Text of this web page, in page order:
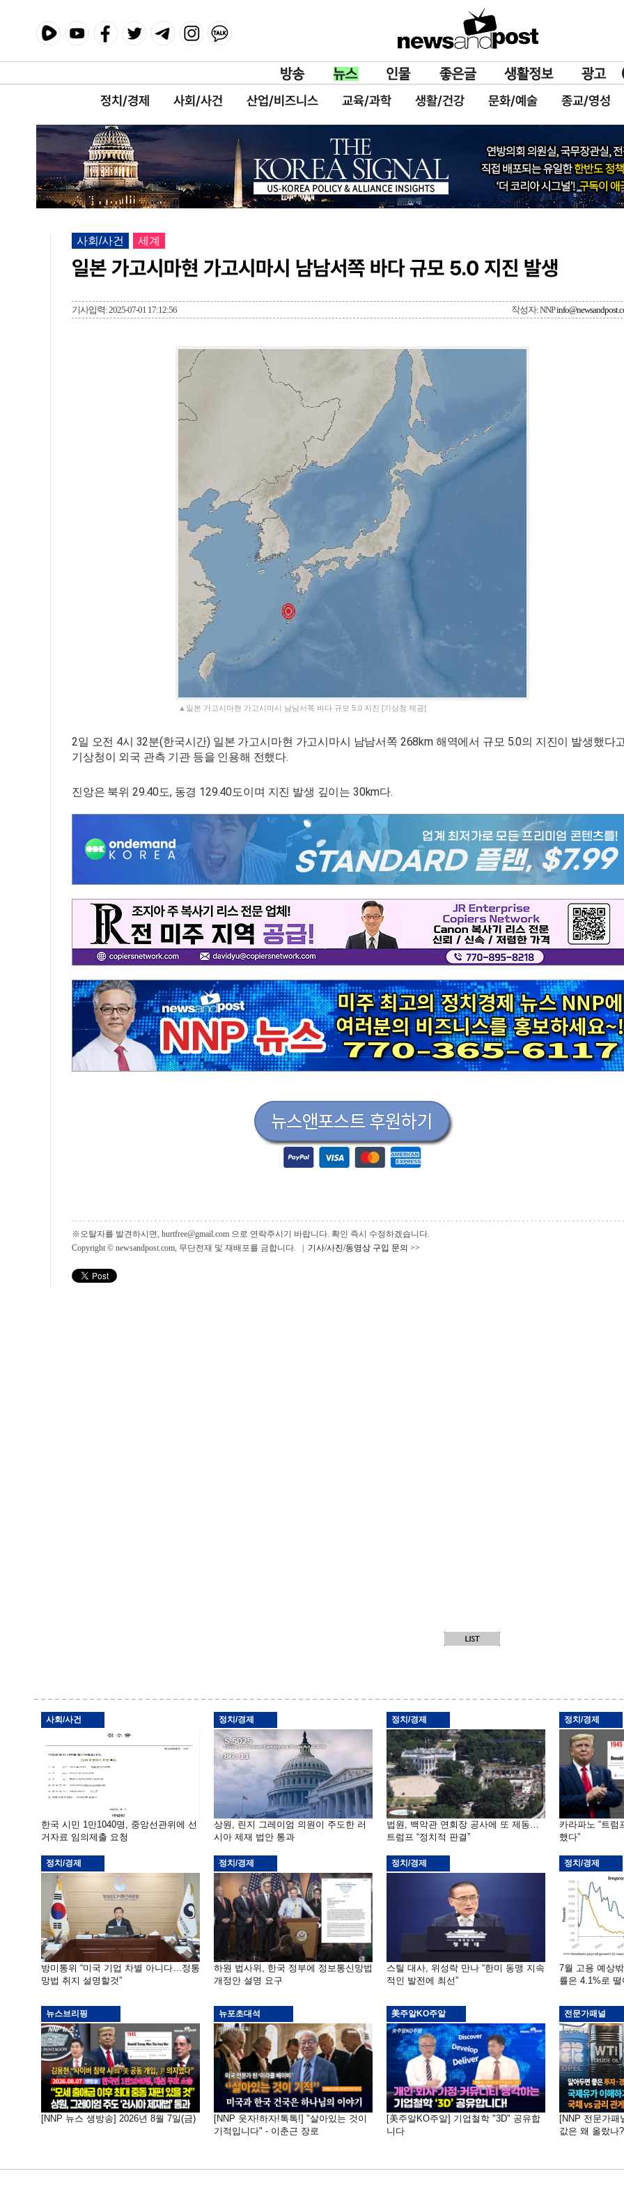
정치/경제 사회/사건 산업/비즈니스 교육/과학 생활/건강 문화/예술 종교/영성
사회/사건 세계
일본 가고시마현 가고시마시 남남서쪽 바다 규모 5.0 지진 발생
기사입력: 2025-07-01 17:12:56 작성자: NNP
▲일본 가고시마현 가고시마시 남남서쪽 바다 규모 5.0 지진 [기상청 제공]
2일 오전 4시 32분(한국시간) 일본 가고시마현 가고시마시 남남서쪽 268km 해역에서 규모 5.0의 지진이 발생했다
기상청이 외국 관측 기관 등을 인용해 전했다.
진앙은 북위 29.40도, 동경 129.40도이며 지진 발생 깊이는 30km다.
※오탈자를 발견하시면, hurtfree@gmail.com 으로 연락주시기 바랍니다. 확인 즉시 수정하겠습니다.
Copyright © newsandpost.com, 무단전재 및 재배포를 금합니다. | 기사/사진/동영상 구입 문의 >>
사회/사건
한국 시민 1만1040명, 중앙선관위에 선
거자료 임의제출 요청
정치/경제
상원, 린지 그레이엄 의원이 주도한 러
시아 제재 법안 통과
정치/경제
법원, 백악관 연회장 공사에 또 제동…
트럼프 “정치적 판결”
정치/경제
카라파노 “트럼
했다”
정치/경제
방미통위 “미국 기업 차별 아니다…정통
망법 취지 설명할것”
정치/경제
하원 법사위, 한국 정부에 정보통신망법
개정안 설명 요구
정치/경제
스틸 대사, 위성락 만나 “한미 동맹 지속
적인 발전에 최선”
정치/경제
7월 고용 예상
률은 4.1%로 떨
뉴스브리핑
[NNP 뉴스 생방송] 2026년 8월 7일(금)
뉴포초대석
[NNP 웃자!하자!톡톡!] "살아있는 것이
기적입니다" - 이춘근 장로
美주알KO주알
[美주알KO주알] 기업철학 "3D" 공유합
니다
전문가패널
[NNP 전문가패
값은 왜 올랐